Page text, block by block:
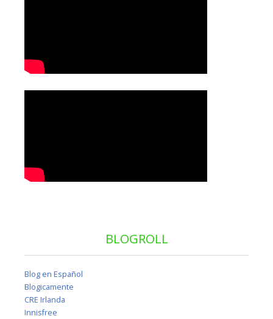
BLOGROLL
Blog en Español
Blogicamente
CRE Irlanda
Innisfree